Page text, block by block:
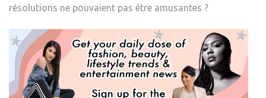
résolutions ne pouvaient pas être amusantes ?